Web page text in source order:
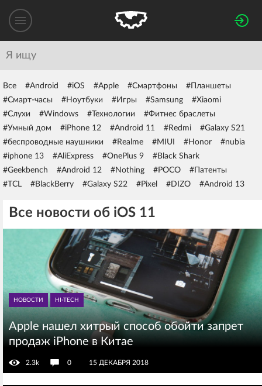
Все #Android #iOS #Apple #Смартфоны
#Планшеты
#Смарт-часы
#Ноутбуки #Игры #Samsung
#Xiaomi
#Слухи
#Windows #Технологии
#Фитнес браслеты
#Умный дом
#iPhone 12 #Android 11 #Redmi
#Galaxy S21
#беспроводные наушники
#Realme #MIUI #Honor
#nubia
#iphone 13
#AliExpress #OnePlus 9
#Black Shark
#Geekbench
#Android 12 #Nothing #POCO
#Патенты
#TCL
#BlackBerry #Galaxy S22 #Pixel #DIZO #Android 13
Все новости об iOS 11
НОВОСТИ HI-TECH
Apple нашел хитрый способ обойти запрет
продаж iPhone в Китае
2.3k 0 15 ДЕКАБРЯ 2018